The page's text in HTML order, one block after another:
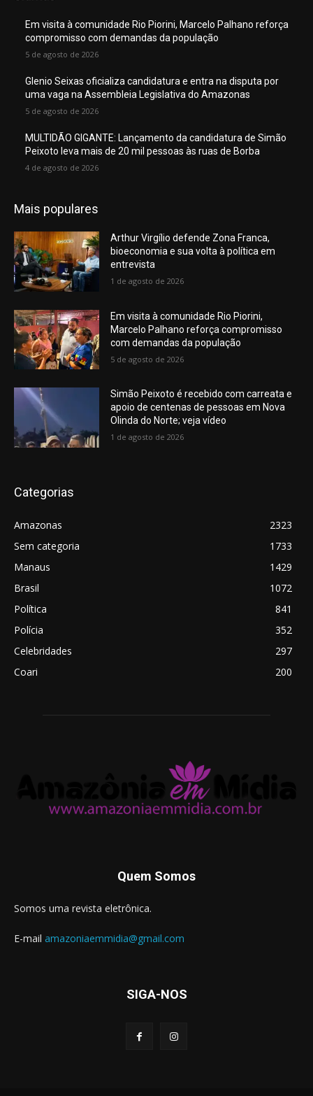
Em visita à comunidade Rio Piorini, Marcelo Palhano reforça
compromisso com demandas da população
5 de agosto de 2026
Glenio Seixas oficializa candidatura e entra na disputa por
uma vaga na Assembleia Legislativa do Amazonas
5 de agosto de 2026
MULTIDÃO GIGANTE: Lançamento da candidatura de Simão
Peixoto leva mais de 20 mil pessoas às ruas de Borba
4 de agosto de 2026
Mais populares
Arthur Virgílio defende Zona Franca,
bioeconomia e sua volta à política em
entrevista
1 de agosto de 2026
Em visita à comunidade Rio Piorini,
Marcelo Palhano reforça compromisso
com demandas da população
5 de agosto de 2026
Simão Peixoto é recebido com carreata e
apoio de centenas de pessoas em Nova
Olinda do Norte; veja vídeo
1 de agosto de 2026
Categorias
Amazonas
2323
Sem categoria
1733
Manaus
1429
Brasil
1072
Política
841
Polícia
352
Celebridades
297
Coari
200
Quem Somos
Somos uma revista eletrônica.
E-mail amazoniaemmidia@gmail.com
SIGA-NOS